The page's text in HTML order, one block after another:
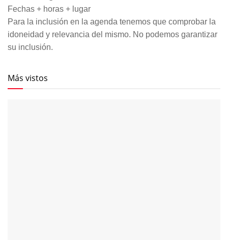
Fechas + horas + lugar
Para la inclusión en la agenda tenemos que comprobar la
idoneidad y relevancia del mismo. No podemos garantizar
su inclusión.
Más vistos